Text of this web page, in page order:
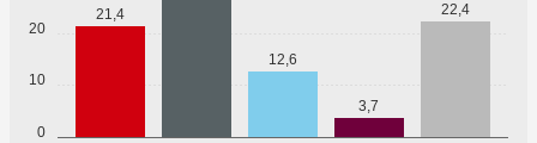
0
10
20
21,4
12,6
3,7
22,4